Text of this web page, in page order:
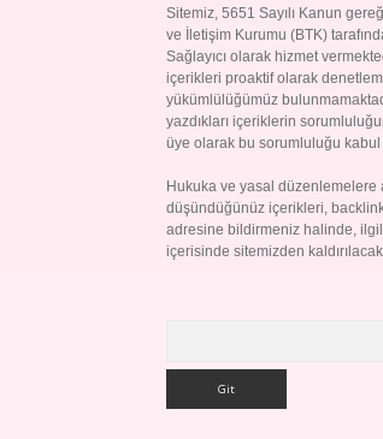
Sitemiz, 5651 Sayılı Kanun
ve İletişim Kurumu (BTK)
Sağlayıcı olarak hizmet
içerikleri proaktif olarak
yükümlülüğümüz
yazdıkları içeriklerin
üye olarak bu sorumluluğu kabul
Hukuka ve yasal düzenlemelere
düşündüğünüz içerikleri,
adresine bildirmeniz halinde,
içerisinde sitemizden